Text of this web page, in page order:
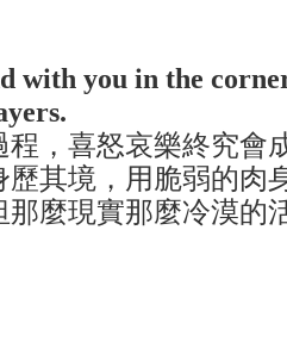
with you in the
程，喜怒哀樂終究會
歷其境，用脆弱的肉
那麼現實那麼冷漠的